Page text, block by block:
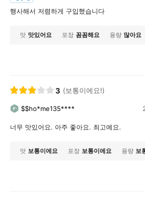
행사해서 저렴하게 구입했습니다
맛 맛있어요 포장 꼼꼼해요 용량 많아요
3 (보통이에요!)
$$ho*me135****
너무 맛있어요. 아주 좋아요. 최고예요.
맛 보통이에요 포장 보통이에요 용량 보